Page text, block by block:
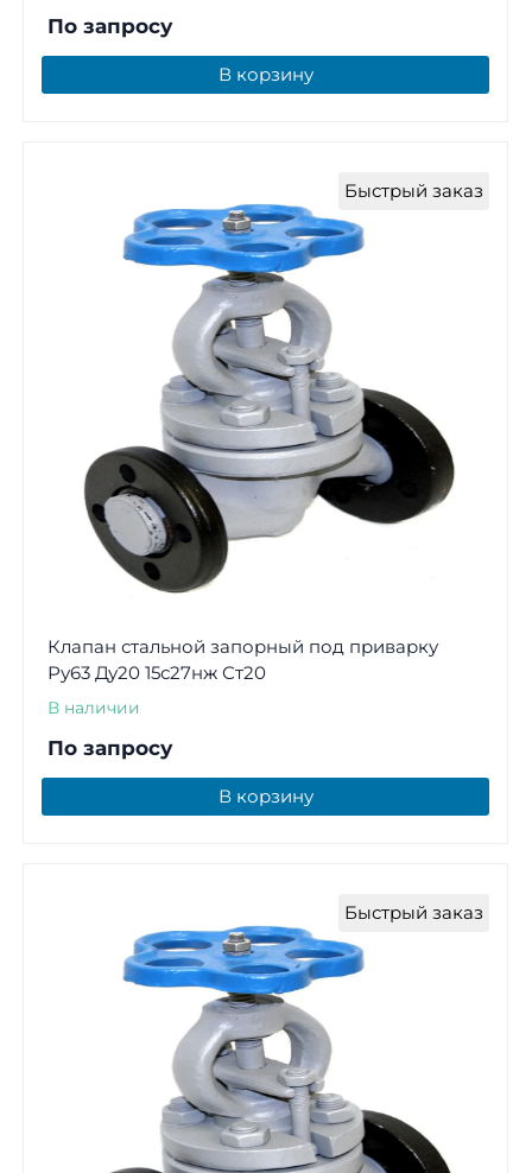
По запросу
В корзину
Быстрый заказ
Клапан стальной запорный под приварку
Ру63 Ду20 15с27нж Ст20
В наличии
По запросу
В корзину
Быстрый заказ